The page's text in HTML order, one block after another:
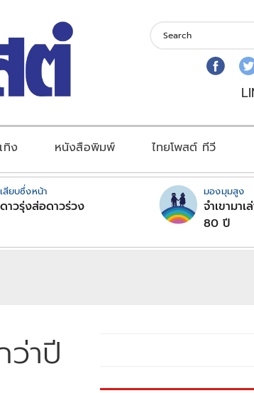
ทิง หนังสือพิมพ์ ไทยโพสต์ ทีวี
เสียบซึ่งหน้า
ดาวรุ่งส่อดาวร่วง
มองมุมสูง
จำเขามา
80 ปี
าปี